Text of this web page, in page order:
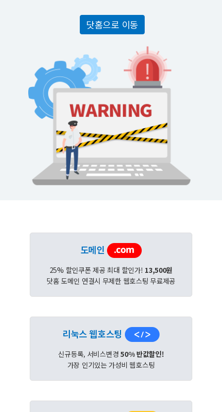
닷홈으로 이동
도메인
25% 할인쿠폰 제공 최대 할인가! 13,500원
닷홈 도메인 연결시 무제한 웹호스팅 무료제공
리눅스 웹호스팅
신규등록, 서비스변경50% 반값할인!
가장 인기있는 가성비 웹호스팅